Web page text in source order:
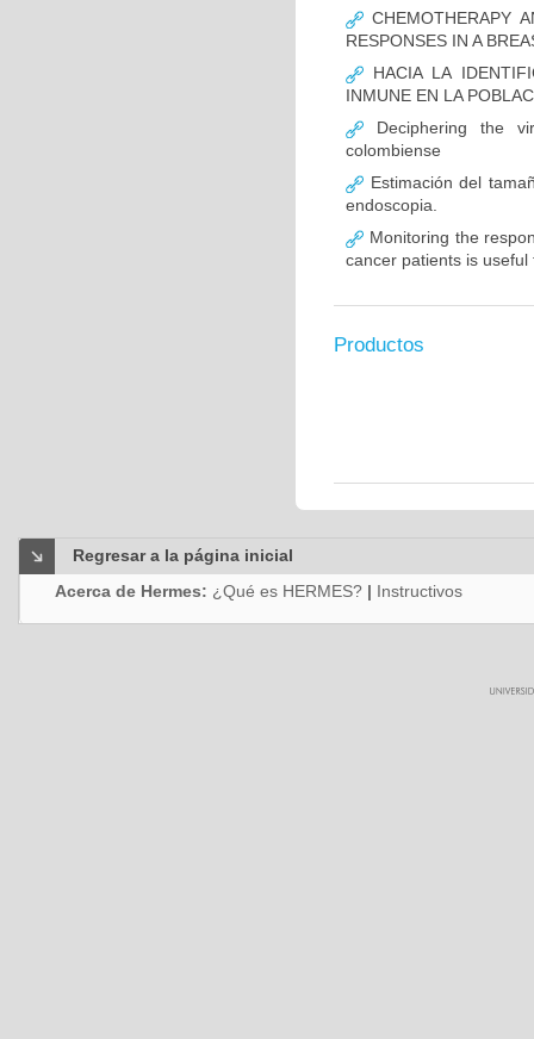
CHEMOTHERAPY
RESPONSES IN A
HACIA LA
INMUNE EN LA
Deciphering the
colombiense
Estimación del
endoscopia.
Monitoring the
cancer patients is
Productos
Regresar a la página inicial
Acerca de Hermes: ¿Qué es HERMES? | Instructivos